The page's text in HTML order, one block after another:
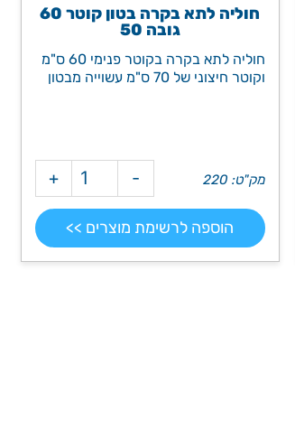
חוליה לתא בקרה בטון קוטר 60
גובה 50
חוליה לתא בקרה בקוטר פנימי 60 ס"מ
וקוטר חיצוני של 70 ס"מ עשוייה מבטון
מק"ט: 220 -
+
הוספה לרשימת מוצרים >>